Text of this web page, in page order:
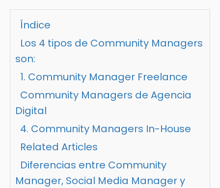
Índice
Los 4 tipos de Community Managers
son:
1. Community Manager Freelance
Community Managers de Agencia
Digital
4. Community Managers In-House
Related Articles
Diferencias entre Community
Manager, Social Media Manager y